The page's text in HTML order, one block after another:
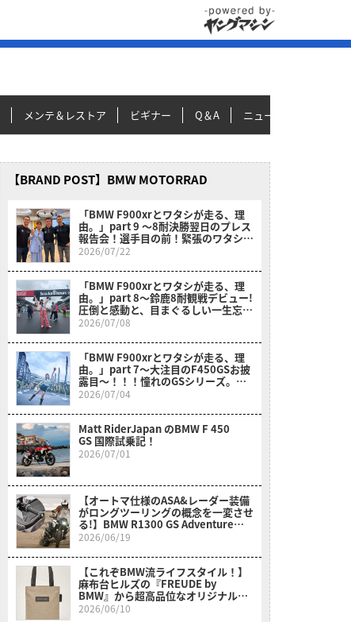
メンテ＆レストア ビギナー Q＆A ニュース＆トピックス
【BRAND POST】BMW MOTORRAD
「BMW F900xrとワタシが走る、理
由。」part 9 〜8耐決勝翌日のプレス
報告会！選手目の前！緊張のワタシ！
不思議！〜
2026/07/22
「BMW F900xrとワタシが走る、理
由。」part 8〜鈴鹿8耐観戦デビュー!
圧倒と感動と、目まぐるしい一生忘れ
られない1日〜
2026/07/08
「BMW F900xrとワタシが走る、理
由。」part 7～大注目のF450GSお披
露目～！！！憧れのGSシリーズ。女
性、小柄さん、リターンライダーさん
も〇〇のおかげでスイスイ乗れそう
だ？！～
2026/07/04
Matt RiderJapan のBMW F 450
GS 国際試乗記！
2026/07/01
【オートマ仕様のASA&レーダー装備
がロングツーリングの概念を一変させ
る!】BMW R1300 GS Adventure
Touring ASA試乗レポート
2026/06/19
【これぞBMW流ライフスタイル！】
麻布台ヒルズの『FREUDE by
BMW』から超高品位なオリジナルア
イテムが新登場！
2026/06/10